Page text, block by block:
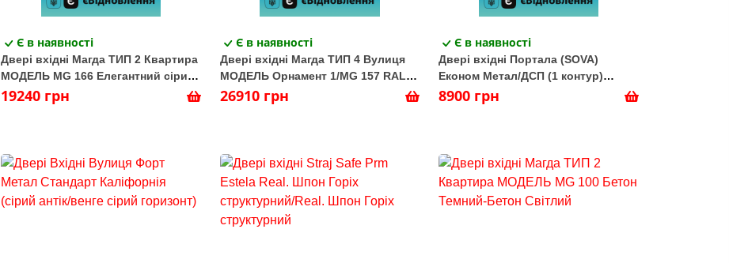
Є в наявності
Двері вхідні Магда ТИП 2 Квартира
МОДЕЛЬ MG 166 Елегантний сірий/
Супермат білий
19240 грн
Є в наявності
Двері вхідні Магда ТИП 4 Вулиця
МОДЕЛЬ Орнамент 1/MG 157 RAL-
N021/Бетон темний
26910 грн
Є в наявності
Двері вхідні Портала (SOVA)
Економ Метал/ДСП (1 контур)
Коричневый
8900 грн